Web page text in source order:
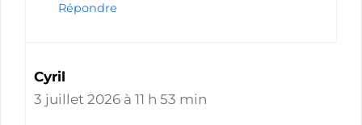
Répondre
Cyril
3 juillet 2026 à 11 h 53 min